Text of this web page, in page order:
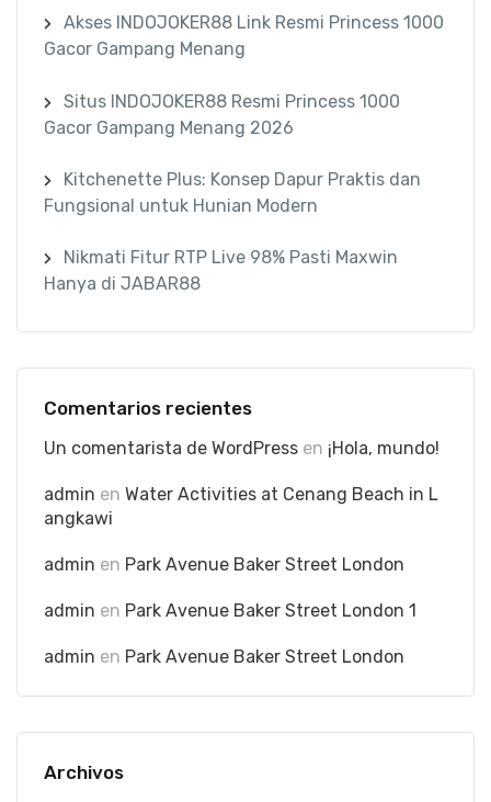
Akses INDOJOKER88 Link Resmi Princess 1000
Gacor Gampang Menang
Situs INDOJOKER88 Resmi Princess 1000
Gacor Gampang Menang 2026
Kitchenette Plus: Konsep Dapur Praktis dan
Fungsional untuk Hunian Modern
Nikmati Fitur RTP Live 98% Pasti Maxwin
Hanya di JABAR88
Comentarios recientes
Un comentarista de WordPress en ¡Hola, mundo!
admin en Water Activities at Cenang Beach in L
angkawi
admin en Park Avenue Baker Street London
admin en Park Avenue Baker Street London 1
admin en Park Avenue Baker Street London
Archivos